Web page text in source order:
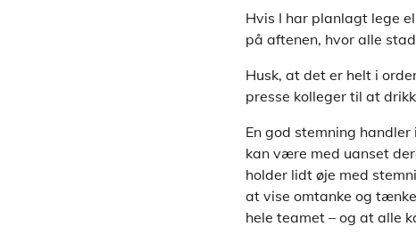
Hvis I har planlagt lege
på aftenen, hvor alle
Husk, at det er helt i
presse kolleger til at
En god stemning
kan være med uanset
holder lidt øje med
at vise omtanke og
hele teamet – og at alle